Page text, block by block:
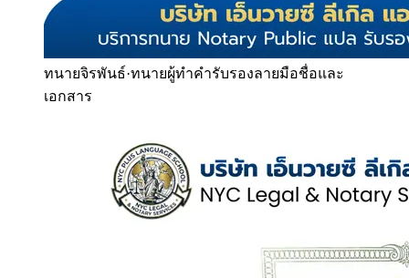
ทนายจิรพันธ์·ทนายผู้ทำคำรับรองลายมือชื่อและ
เอกสาร